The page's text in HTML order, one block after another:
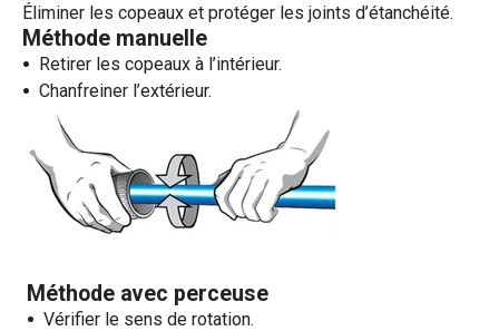
Éliminer les copeaux et protéger les joints d’étanchéité.
Méthode manuelle
Retirer les copeaux à l’intérieur.
Chanfreiner l’extérieur.
Méthode avec perceuse
Vérifier le sens de rotation.